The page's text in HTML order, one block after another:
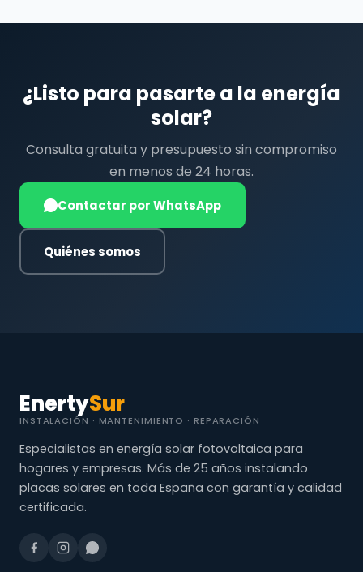
¿Listo para pasarte a la energía
solar?
Consulta gratuita y presupuesto sin compromiso
en menos de 24 horas.
Contactar por WhatsApp
Quiénes somos
EnertySur
INSTALACIÓN · MANTENIMIENTO · REPARACIÓN
Especialistas en energía solar fotovoltaica para
hogares y empresas. Más de 25 años instalando
placas solares en toda España con garantía y calidad
certificada.